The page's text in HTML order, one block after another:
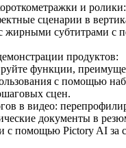
и
сценарии в
жирными субтитрами с
продуктов:
функции,
с помощью
сцен.
в видео:
документы в
с помощью Pictory AI за